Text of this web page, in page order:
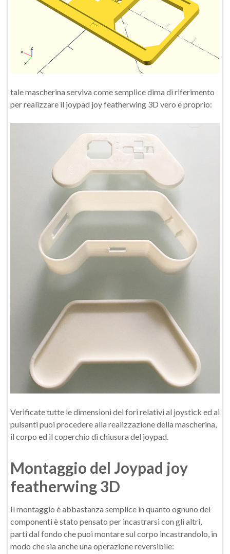
tale mascherina serviva come semplice dima di riferimento
per realizzare il joypad joy featherwing 3D vero e proprio:
Verificate tutte le dimensioni dei fori relativi al joystick ed ai
pulsanti puoi procedere alla realizzazione della mascherina,
il corpo ed il coperchio di chiusura del joypad.
Montaggio del Joypad joy
featherwing 3D
Il montaggio è abbastanza semplice in quanto ognuno dei
componenti è stato pensato per incastrarsi con gli altri,
parti dal fondo che puoi montare sul corpo incastrandolo, in
modo che sia anche una operazione reversibile: